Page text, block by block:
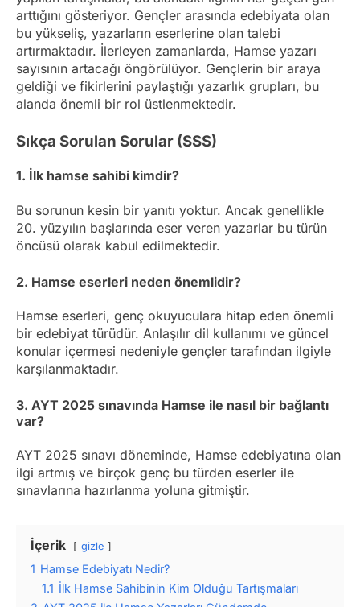
arttığını gösteriyor. Gençler arasında edebiyata olan
bu yükseliş, yazarların eserlerine olan talebi
artırmaktadır. İlerleyen zamanlarda, Hamse yazarı
sayısının artacağı öngörülüyor. Gençlerin bir araya
geldiği ve fikirlerini paylaştığı yazarlık grupları, bu
alanda önemli bir rol üstlenmektedir.
Sıkça Sorulan Sorular (SSS)
1. İlk hamse sahibi kimdir?
Bu sorunun kesin bir yanıtı yoktur. Ancak genellikle
20. yüzyılın başlarında eser veren yazarlar bu türün
öncüsü olarak kabul edilmektedir.
2. Hamse eserleri neden önemlidir?
Hamse eserleri, genç okuyuculara hitap eden önemli
bir edebiyat türüdür. Anlaşılır dil kullanımı ve güncel
konular içermesi nedeniyle gençler tarafından ilgiyle
karşılanmaktadır.
3. AYT 2025 sınavında Hamse ile nasıl bir bağlantı
var?
AYT 2025 sınavı döneminde, Hamse edebiyatına olan
ilgi artmış ve birçok genç bu türden eserler ile
sınavlarına hazırlanma yoluna gitmiştir.
İçerik gizle
1 Hamse Edebiyatı Nedir?
1.1 İlk Hamse Sahibinin Kim Olduğu Tartışmaları